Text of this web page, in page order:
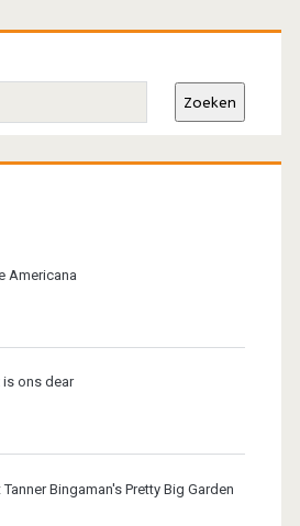
Zoeken
Americana
is ons dear
Bingaman's Pretty Big Garden